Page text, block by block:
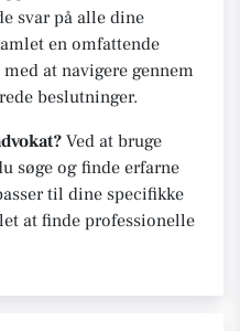
svar på alle dine
en omfattende
at navigere gennem
beslutninger.
Ved at bruge
søge og finde erfarne
til dine specifikke
at finde professionelle